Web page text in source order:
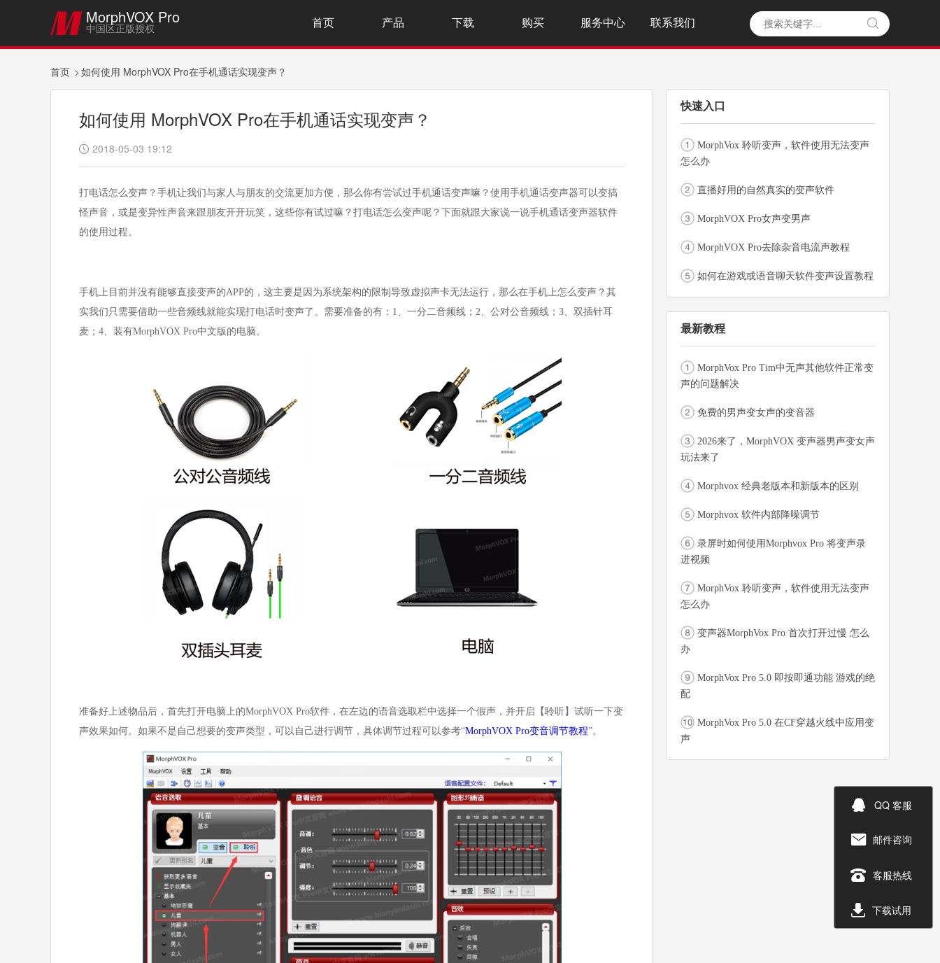
 MorphVOX Pro
中国区正版授权

首页 产品 下载 购买 服务中心 联系我们
首页 如何使用 MorphVOX Pro在手机通话实现变声？
如何使用 MorphVOX Pro在手机通话实现变声？
 2018-05-03 19:12
打电话怎么变声？手机让我们与家人与朋友的交流更加方便，那么你有尝试过手机通话变声嘛？使用手机通话变声器可以变搞
怪声音，或是变异性声音来跟朋友开开玩笑，这些你有试过嘛？打电话怎么变声呢？下面就跟大家说一说手机通话变声器软件
的使用过程。
手机上目前并没有能够直接变声的APP的，这主要是因为系统架构的限制导致虚拟声卡无法运行，那么在手机上怎么变声？其
实我们只需要借助一些音频线就能实现打电话时变声了。需要准备的有：1、一分二音频线；2、公对公音频线；3、双插针耳
麦；4、装有MorphVOX Pro中文版的电脑。
准备好上述物品后，首先打开电脑上的MorphVOX Pro软件，在左边的语音选取栏中选择一个假声，并开启【聆听】试听一下变
声效果如何。如果不是自己想要的变声类型，可以自己进行调节，具体调节过程可以参考“MorphVOX Pro变音调节教程”。
快速入口
MorphVox 聆听变声，软件使用无法变声
怎么办
直播好用的自然真实的变声软件
MorphVOX Pro女声变男声
MorphVOX Pro去除杂音电流声教程
如何在游戏或语音聊天软件变声设置教程
最新教程
MorphVox Pro Tim中无声其他软件正常变
声的问题解决
免费的男声变女声的变音器
2026来了，MorphVOX 变声器男声变女声
玩法来了
Morphvox 经典老版本和新版本的区别
Morphvox 软件内部降噪调节
录屏时如何使用Morphvox Pro 将变声录
进视频
MorphVox 聆听变声，软件使用无法变声
怎么办
变声器MorphVox Pro 首次打开过慢 怎么
办
MorphVox Pro 5.0 即按即通功能 游戏的绝
配
MorphVox Pro 5.0 在CF穿越火线中应用变
声
 QQ 客服
 邮件咨询
 客服热线
 下载试用